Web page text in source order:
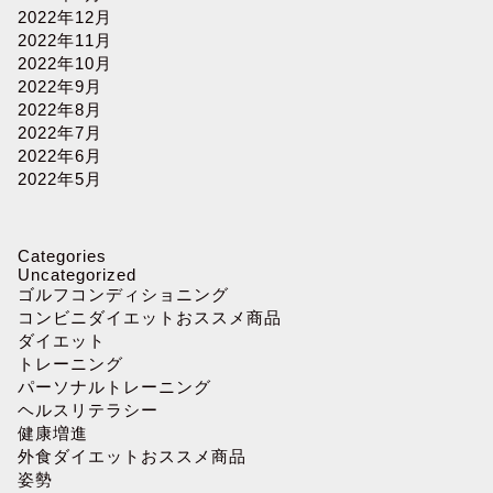
2022年12月
2022年11月
2022年10月
2022年9月
2022年8月
2022年7月
2022年6月
2022年5月
Categories
Uncategorized
ゴルフコンディショニング
コンビニダイエットおススメ商品
ダイエット
トレーニング
パーソナルトレーニング
ヘルスリテラシー
健康増進
外食ダイエットおススメ商品
姿勢